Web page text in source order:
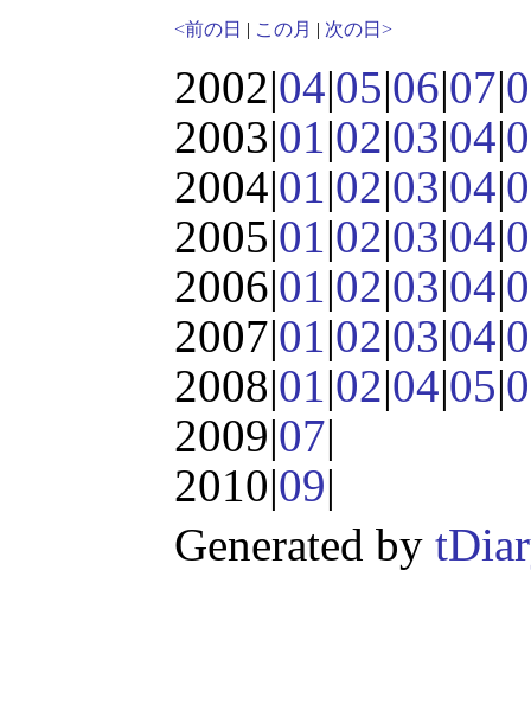
<前の日 | この月 | 次の日>
2002|04|05|06|07|
2003|01|02|03|04|
2004|01|02|03|04|
2005|01|02|03|04|
2006|01|02|03|04|
2007|01|02|03|04|
2008|01|02|04|05|
2009|07|
2010|09|
Generated by